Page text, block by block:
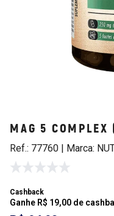
MAG 5
Ref.: 77760 | Marca:
Cashback
Ganhe R$ 19,00 de